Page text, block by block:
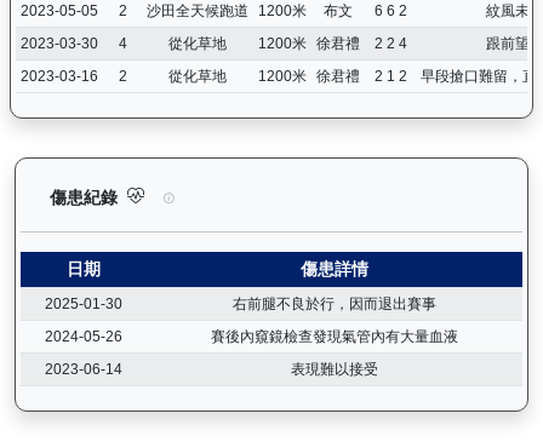
2023-05-05
2 沙田全天候跑道 1200米 布文 6 6 2
紋風未
2023-03-30
4 從化草地 1200米 徐君禮 2 2 4
跟前望
2023-03-16
2 從化草地 1200米 徐君禮 2 1 2 早段搶口難留，直
傷患紀錄 萬事快（G416）— 傷患紀錄：查看馬匹完整
日期 傷患詳情
2025-01-30
右前腿不良於行，因而退出賽事
2024-05-26
賽後內窺鏡檢查發現氣管內有大量血液
2023-06-14
表現難以接受